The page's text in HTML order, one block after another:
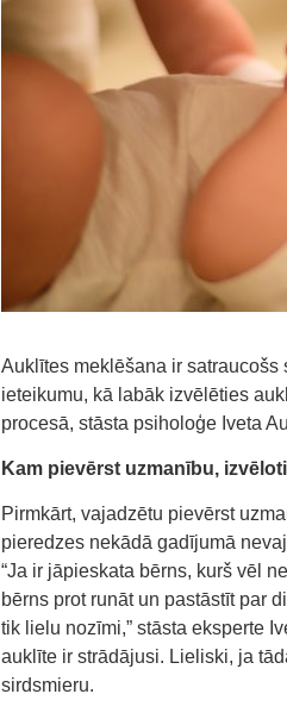
Auklītes meklēšana ir
ieteikumu, kā labāk izvēlēties
procesā, stāsta psiholoģe Iveta
Kam pievērst uzmanību,
Pirmkārt, vajadzētu pievērst
pieredzes nekādā gadījumā
“Ja ir jāpieskata bērns, kurš vēl
bērns prot runāt un pastāstīt par
tik lielu nozīmi,” stāsta eksperte
auklīte ir strādājusi. Lieliski, ja
sirdsmieru.